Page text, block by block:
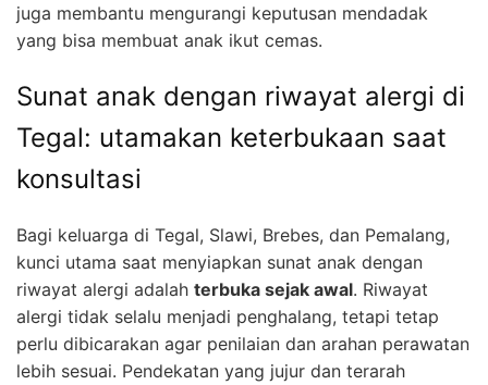
juga membantu mengurangi keputusan mendadak
yang bisa membuat anak ikut cemas.
Sunat anak dengan riwayat alergi di
Tegal: utamakan keterbukaan saat
konsultasi
Bagi keluarga di Tegal, Slawi, Brebes, dan Pemalang,
kunci utama saat menyiapkan sunat anak dengan
riwayat alergi adalah terbuka sejak awal. Riwayat
alergi tidak selalu menjadi penghalang, tetapi tetap
perlu dibicarakan agar penilaian dan arahan perawatan
lebih sesuai. Pendekatan yang jujur dan terarah